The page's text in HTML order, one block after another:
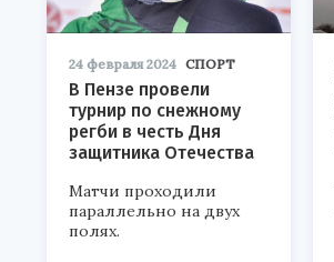
24 февраля 2024 СПОРТ
В Пензе провели
турнир по снежному
регби в честь Дня
защитника Отечества
Матчи проходили
параллельно на двух
полях.